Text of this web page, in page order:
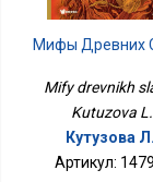
Мифы Древних
Mify drevnikh
Kutuzova
Кутузова
Артикул: